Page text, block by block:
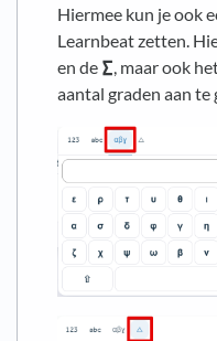
Hiermee kun je ook
Learnbeat zetten.
en de ∑, maar ook
aantal graden aan te